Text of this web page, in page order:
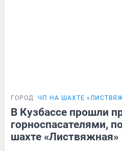
ГОРОД ЧП НА ШАХТЕ
В Кузбассе прошли
горноспасателями,
шахте «Листвяжная»